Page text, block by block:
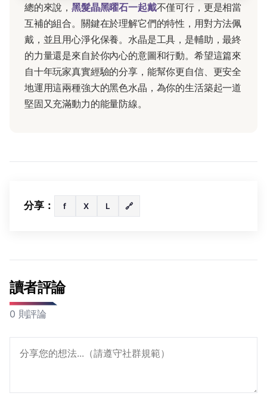
總的來說，黑髮晶黑曜石一起戴不僅可行，更是相當
互補的組合。關鍵在於理解它們的特性，用對方法佩
戴，並且用心淨化保養。水晶是工具，是輔助，最終
的力量還是來自於你內心的意圖和行動。希望這篇來
自十年玩家真實經驗的分享，能幫你更自信、更安全
地運用這兩種強大的黑色水晶，為你的生活築起一道
堅固又充滿動力的能量防線。
分享： f X L 🔗
讀者評論
0 則評論